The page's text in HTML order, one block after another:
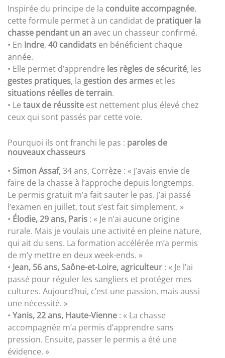
Inspirée du principe de la conduite accompagnée,
cette formule permet à un candidat de pratiquer la
chasse pendant un an avec un chasseur confirmé.
• En Indre, 40 candidats en bénéficient chaque
année.
• Elle permet d’apprendre les règles de sécurité, les
gestes pratiques, la gestion des armes et les
situations réelles de terrain.
• Le taux de réussite est nettement plus élevé chez
ceux qui sont passés par cette voie.
Pourquoi ils ont franchi le pas : paroles de
nouveaux chasseurs
• Simon Assaf, 34 ans, Corrèze : « J’avais envie de
faire de la chasse à l’approche depuis longtemps.
Le permis gratuit m’a fait sauter le pas. J’ai passé
l’examen en juillet, tout s’est fait simplement. »
• Élodie, 29 ans, Paris : « Je n’ai aucune origine
rurale. Mais je voulais une activité en pleine nature,
qui ait du sens. La formation accélérée m’a permis
de m’y mettre en deux week-ends. »
• Jean, 56 ans, Saône-et-Loire, agriculteur : « Je l’ai
passé pour réguler les sangliers et protéger mes
cultures. Aujourd’hui, c’est une passion, mais aussi
une nécessité. »
• Yanis, 22 ans, Haute-Vienne : « La chasse
accompagnée m’a permis d’apprendre sans
pression. Ensuite, passer le permis a été une
évidence. »